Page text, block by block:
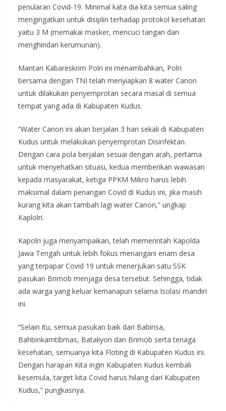
penularan Covid-19. Minimal kata dia kita semua saling
mengingatkan untuk disiplin terhadap protokol kesehatan
yaitu 3 M (memakai masker, mencuci tangan dan
menghindari kerumunan).
Mantan Kabareskrim Polri ini menambahkan, Polri
bersama dengan TNI telah menyiapkan 8 water Canon
untuk dilakukan penyemprotan secara masal di semua
tempat yang ada di Kabupaten Kudus.
“Water Canon ini akan berjalan 3 hari sekali di Kabupaten
Kudus untuk melakukan penyemprotan Disinfektan.
Dengan cara pola berjalan sesuai dengan arah, pertama
untuk menyehatkan situasi, kedua memberikan wawasan
kepada masyarakat, ketiga PPKM Mikro harus lebih
maksimal dalam penangan Covid di Kudus ini, jika masih
kurang kita akan tambah lagi water Canon,” ungkap
Kaplolri.
Kapolri juga menyampaikan, telah memerintah Kapolda
Jawa Tengah untuk lebih fokus menangani enam desa
yang terpapar Covid 19 untuk menerjukan satu SSK
pasukan Brimob menjaga desa tersebut. Sehingga, tidak
ada warga yang keluar kemanapun selama Isolasi mandiri
ini.
“Selain itu, semua pasukan baik dari Babinsa,
Bahbinkamtibmas, Bataliyon dan Brimob serta tenaga
kesehatan, semuanya kita Floting di Kabupaten Kudus ini.
Dengan harapan Kita ingin Kabupaten Kudus kembali
kesemula, target kita Covid harus hilang dari Kabupaten
Kudus,” pungkasnya.